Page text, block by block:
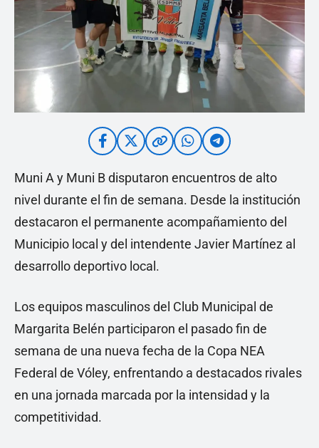
Muni A y Muni B disputaron encuentros de alto
nivel durante el fin de semana. Desde la institución
destacaron el permanente acompañamiento del
Municipio local y del intendente Javier Martínez al
desarrollo deportivo local.
Los equipos masculinos del Club Municipal de
Margarita Belén participaron el pasado fin de
semana de una nueva fecha de la Copa NEA
Federal de Vóley, enfrentando a destacados rivales
en una jornada marcada por la intensidad y la
competitividad.